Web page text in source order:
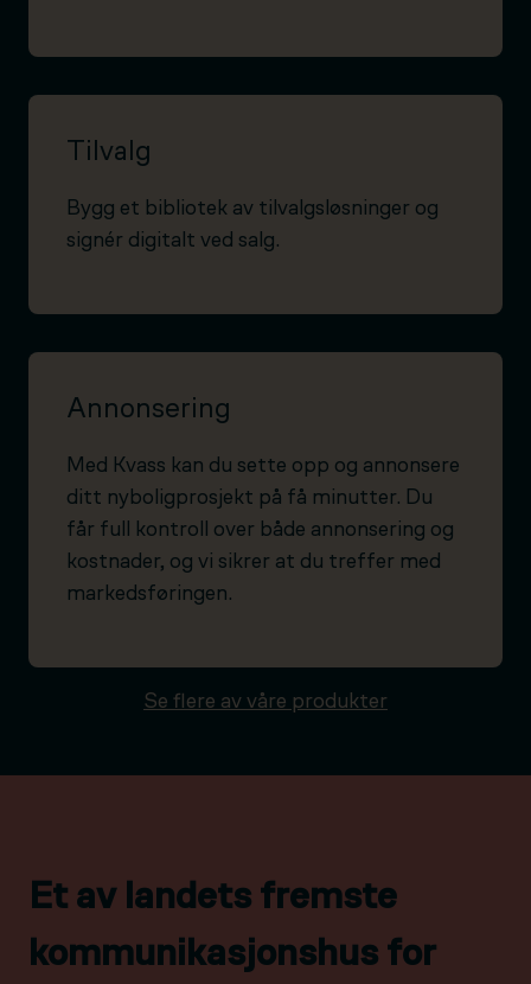
Tilvalg
Bygg et bibliotek av tilvalgsløsninger og
signér digitalt ved salg.
Annonsering
Med Kvass kan du sette opp og annonsere
ditt nyboligprosjekt på få minutter. Du
får full kontroll over både annonsering og
kostnader, og vi sikrer at du treffer med
markedsføringen.
Se flere av våre produkter
Et av landets fremste
kommunikasjonshus for